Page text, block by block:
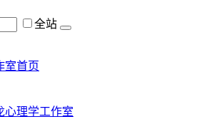
全站
室首页
心理学工作室